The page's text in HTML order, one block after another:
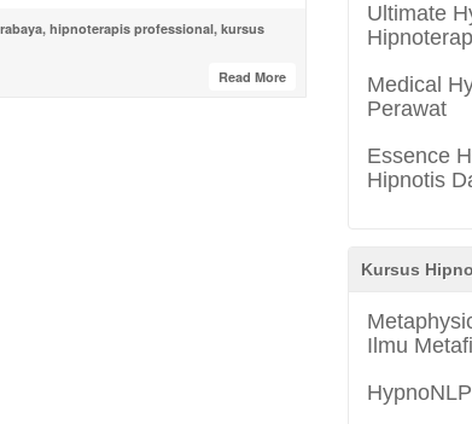
, hipnoterapis professional, kursus
Read More
Ultimate
Medical
Perawat
Essence
Hipnotis
Kursus
Ilmu
HypnoNLP